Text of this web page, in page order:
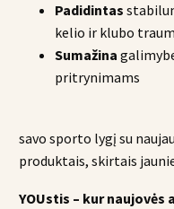
Padidintas
kelio ir klubo
Sumažina
pritrynimams
savo sporto lygį su
produktais, skirtais
YOUstis – kur